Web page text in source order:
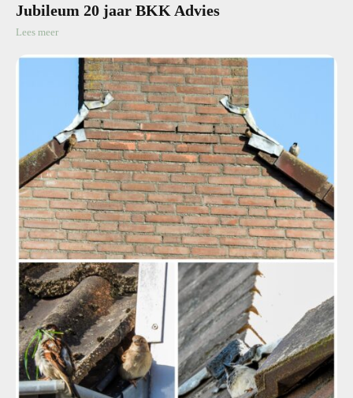
Jubileum 20 jaar BKK Advies
Lees meer